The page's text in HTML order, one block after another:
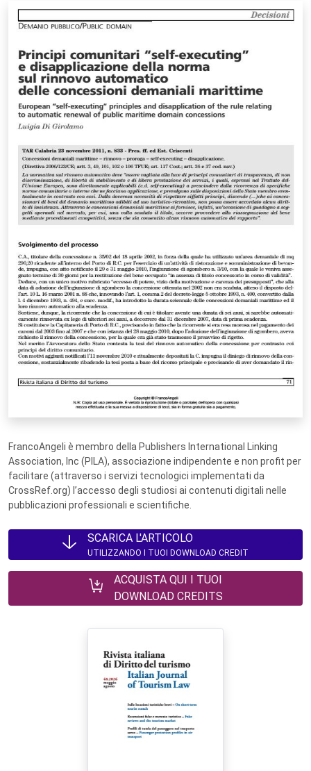
FrancoAngeli è membro della Publishers International Linking
Association, Inc (PILA), associazione indipendente e non profit per
facilitare (attraverso i servizi tecnologici implementati da
CrossRef.org) l’accesso degli studiosi ai contenuti digitali nelle
pubblicazioni professionali e scientifiche.
SCARICA L'ARTICOLO
UTILIZZANDO I TUOI DOWNLOAD CREDIT
ACQUISTA QUI I TUOI
DOWNLOAD CREDITS